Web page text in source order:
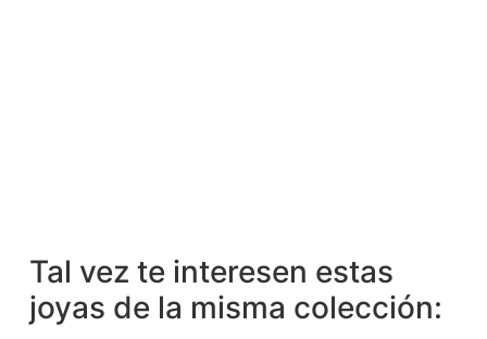
Tal vez te interesen estas
joyas de la misma colección: